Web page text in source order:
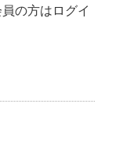
の方はログイ